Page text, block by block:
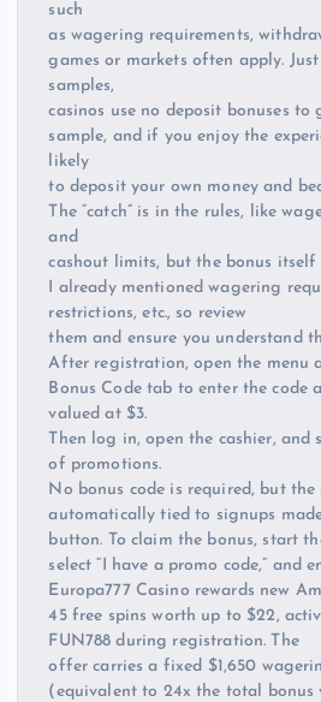
such
as wagering requirements,
games or markets often apply.
samples,
casinos use no deposit bonuses to
sample, and if you enjoy the
likely
to deposit your own money and
The “catch” is in the rules, like
and
cashout limits, but the bonus itself
I already mentioned wagering
restrictions, etc., so review
them and ensure you understand
After registration, open the menu
Bonus Code tab to enter the code
valued at $3.
Then log in, open the cashier,
of promotions.
No bonus code is required, but the
automatically tied to signups
button. To claim the bonus, start
select “I have a promo code,” and
Europa777 Casino rewards new
45 free spins worth up to $22,
FUN788 during registration. The
offer carries a fixed $1,650
(equivalent to 24x the total bonus